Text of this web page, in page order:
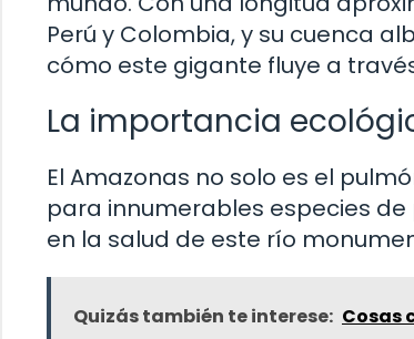
Perú y Colombia, y su cuenca
cómo este gigante fluye a
La importancia
El Amazonas no solo es el
para innumerables especies
en la salud de este río
Quizás también te interese: Cosas